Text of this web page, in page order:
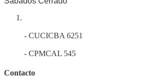
- CUCICBA 6251
- CPMCAL 545
Contacto